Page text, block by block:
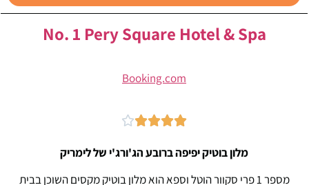
No. 1 Pery Square Hotel & Spa
Booking.com





מלון בוטיק יפיפה ברובע הג'ורג'י של לימריק
מספר 1 פרי סקוור הוטל וספא הוא מלון בוטיק מקסים השוכן בבית